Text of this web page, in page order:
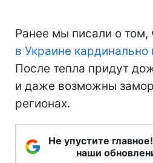
Ранее мы писали о том,
в Украине кардинально
После тепла придут
и даже возможны
регионах.
Не упустите
наши